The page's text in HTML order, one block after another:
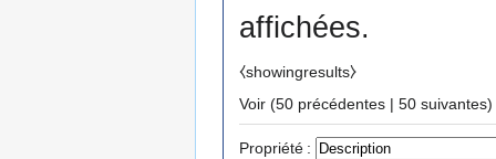
affichées.
⧼showingresults⧽
Voir (50 précédentes | 50 suivantes)
Propriété :